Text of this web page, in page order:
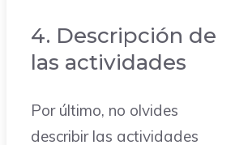
4. Descripción de
las actividades
Por último, no olvides
describir las actividades